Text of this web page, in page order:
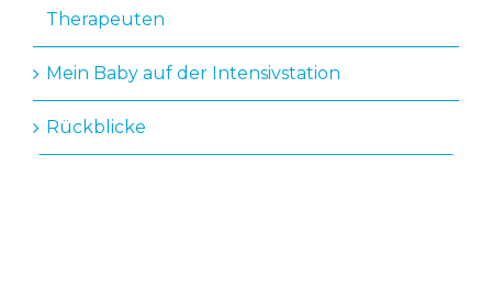
Therapeuten
Mein Baby auf der Intensivstation
Rückblicke